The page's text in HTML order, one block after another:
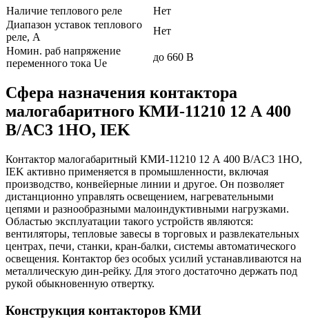
Наличие теплового реле
Нет
Диапазон уставок теплового
реле, А
Нет
Номин. раб напряжение
переменного тока Ue
до 660 В
Сфера назначения контактора
малогабаритного КМИ-11210 12 А 400
В/AC3 1НО, IEK
Контактор малогабаритный КМИ-11210 12 А 400 В/AC3 1НО,
IEK активно применяется в промышленности, включая
производство, конвейерные линии и другое. Он позволяет
дистанционно управлять освещением, нагревательными
цепями и разнообразными малоиндуктивными нагрузками.
Областью эксплуатации такого устройств являются:
вентиляторы, тепловые завесы в торговых и развлекательных
центрах, печи, станки, кран-балки, системы автоматического
освещения. Контактор без особых усилий устанавливаются на
металлическую дин-рейку. Для этого достаточно держать под
рукой обыкновенную отвертку.
Конструкция контакторов КМИ